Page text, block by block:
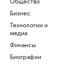
Бизнес
Технологии и
медиа
Финансы
Биографии